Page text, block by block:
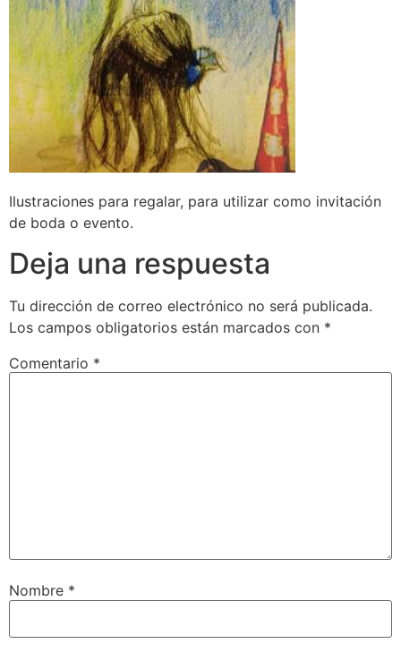
Ilustraciones para regalar, para utilizar como invitación
de boda o evento.
Deja una respuesta
Tu dirección de correo electrónico no será publicada.
Los campos obligatorios están marcados con *
Comentario *
Nombre *